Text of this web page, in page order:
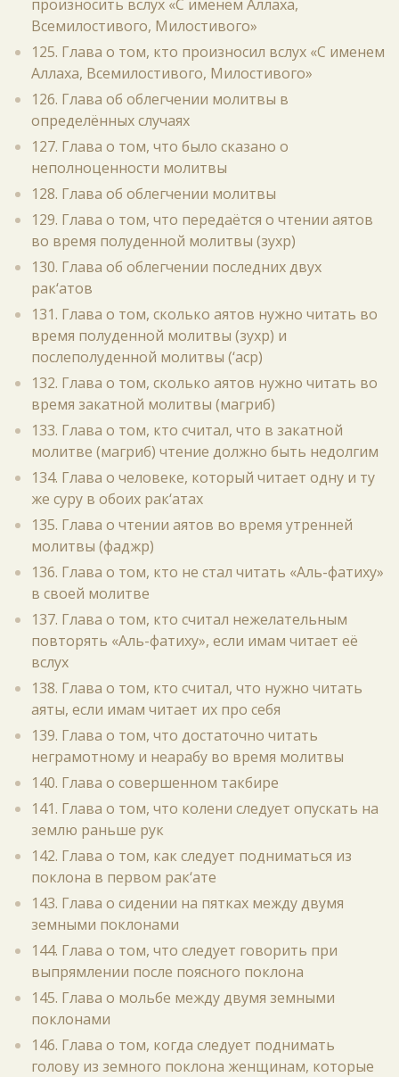
произносить вслух «С именем Аллаха,
Всемилостивого, Милостивого»
125. Глава о том, кто произносил вслух «С именем
Аллаха, Всемилостивого, Милостивого»
126. Глава об облегчении молитвы в
определённых случаях
127. Глава о том, что было сказано о
неполноценности молитвы
128. Глава об облегчении молитвы
129. Глава о том, что передаётся о чтении аятов
во время полуденной молитвы (зухр)
130. Глава об облегчении последних двух
рак‘атов
131. Глава о том, сколько аятов нужно читать во
время полуденной молитвы (зухр) и
послеполуденной молитвы (‘аср)
132. Глава о том, сколько аятов нужно читать во
время закатной молитвы (магриб)
133. Глава о том, кто считал, что в закатной
молитве (магриб) чтение должно быть недолгим
134. Глава о человеке, который читает одну и ту
же суру в обоих рак‘атах
135. Глава о чтении аятов во время утренней
молитвы (фаджр)
136. Глава о том, кто не стал читать «Аль-фатиху»
в своей молитве
137. Глава о том, кто считал нежелательным
повторять «Аль-фатиху», если имам читает её
вслух
138. Глава о том, кто считал, что нужно читать
аяты, если имам читает их про себя
139. Глава о том, что достаточно читать
неграмотному и неарабу во время молитвы
140. Глава о совершенном такбире
141. Глава о том, что колени следует опускать на
землю раньше рук
142. Глава о том, как следует подниматься из
поклона в первом рак‘ате
143. Глава о сидении на пятках между двумя
земными поклонами
144. Глава о том, что следует говорить при
выпрямлении после поясного поклона
145. Глава о мольбе между двумя земными
поклонами
146. Глава о том, когда следует поднимать
голову из земного поклона женщинам, которые